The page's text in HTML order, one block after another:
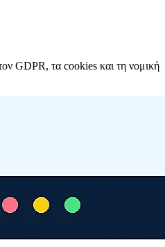
GDPR, τα cookies και τη νομική